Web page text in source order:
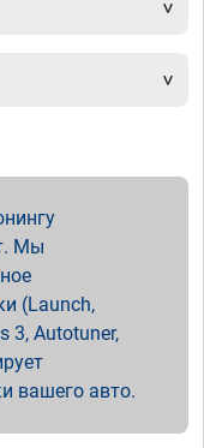
Мы
(Launch,
3, Autotuner,
вашего авто.